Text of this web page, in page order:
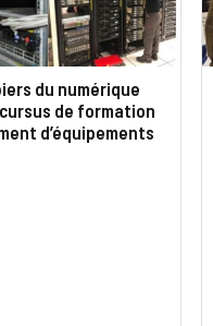
du numérique
de formation
d’équipements